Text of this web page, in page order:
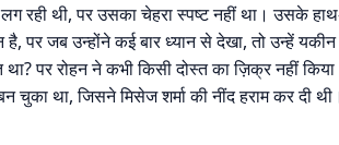
रही थी, पर उसका चेहरा स्पष्ट नहीं था। उसके
पर जब उन्होंने कई बार ध्यान से देखा, तो उन्हें
था? पर रोहन ने कभी किसी दोस्त का ज़िक्र नहीं
चुका था, जिसने मिसेज शर्मा की नींद हराम कर दी थी।